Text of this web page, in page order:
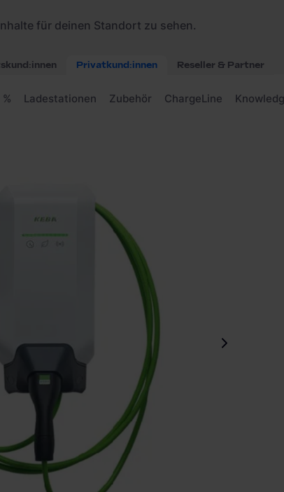
/ KEBA KeContact P40 Pro 131.118 Wallbox